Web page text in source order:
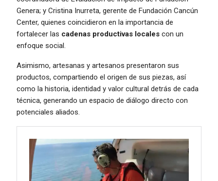
Genera; y Cristina Inurreta, gerente de Fundación Cancún
Center, quienes coincidieron en la importancia de
fortalecer las cadenas productivas locales con un
enfoque social.
Asimismo, artesanas y artesanos presentaron sus
productos, compartiendo el origen de sus piezas, así
como la historia, identidad y valor cultural detrás de cada
técnica, generando un espacio de diálogo directo con
potenciales aliados.